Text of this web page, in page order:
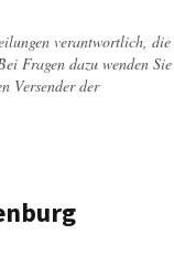
verantwortlich, die
Fragen dazu wenden Sie
Versender der